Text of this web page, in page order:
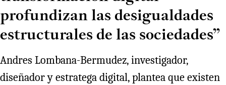
profundizan las desigualdades
estructurales de las sociedades”
Andres Lombana-Bermudez, investigador,
diseñador y estratega digital, plantea que existen